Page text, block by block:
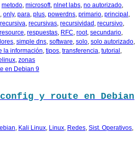
metodo microsoft, nlnet labs no autorizado
only, para plus powerdns primario principal
recursiva recursivas recursividad recursivo
resource respuestas RFC root, secundario
simple dns software solo solo autorizado
la información tipos transferencia tutorial
zonas
y route en Debian
Kali Linux Linux Redes Sist. Operativos